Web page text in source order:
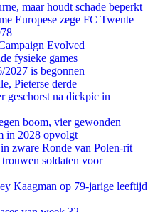
maar houdt schade beperkt
Europese zege FC Twente
Evolved
fysieke games
is begonnen
Pieterse derde
geschorst na dickpic in
boom, vier gewonden
in 2028 opvolgt
zware Ronde van Polen-rit
soldaten voor
Kaagman op 79-jarige leeftijd